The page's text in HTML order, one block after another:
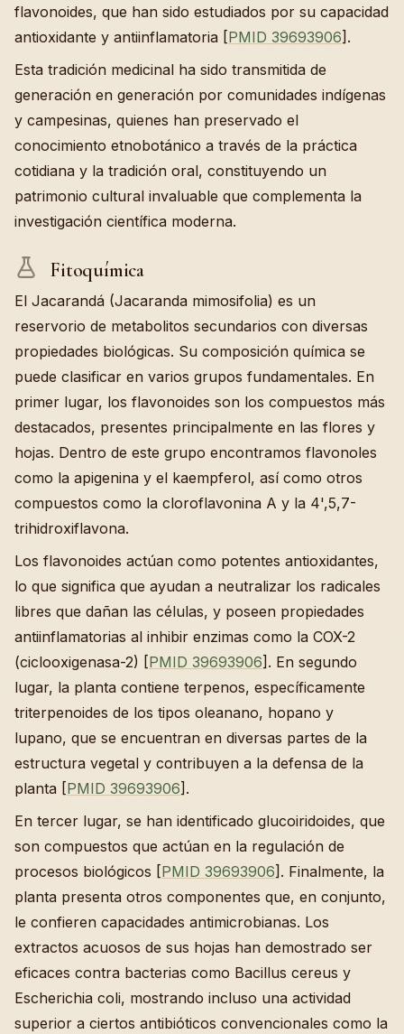
flavonoides, que han sido estudiados por su capacidad
antioxidante y antiinflamatoria [PMID 39693906].
Esta tradición medicinal ha sido transmitida de
generación en generación por comunidades indígenas
y campesinas, quienes han preservado el
conocimiento etnobotánico a través de la práctica
cotidiana y la tradición oral, constituyendo un
patrimonio cultural invaluable que complementa la
investigación científica moderna.
Fitoquímica
El Jacarandá (Jacaranda mimosifolia) es un
reservorio de metabolitos secundarios con diversas
propiedades biológicas. Su composición química se
puede clasificar en varios grupos fundamentales. En
primer lugar, los flavonoides son los compuestos más
destacados, presentes principalmente en las flores y
hojas. Dentro de este grupo encontramos flavonoles
como la apigenina y el kaempferol, así como otros
compuestos como la cloroflavonina A y la 4',5,7-
trihidroxiflavona.
Los flavonoides actúan como potentes antioxidantes,
lo que significa que ayudan a neutralizar los radicales
libres que dañan las células, y poseen propiedades
antiinflamatorias al inhibir enzimas como la COX-2
(ciclooxigenasa-2) [PMID 39693906]. En segundo
lugar, la planta contiene terpenos, específicamente
triterpenoides de los tipos oleanano, hopano y
lupano, que se encuentran en diversas partes de la
estructura vegetal y contribuyen a la defensa de la
planta [PMID 39693906].
En tercer lugar, se han identificado glucoiridoides, que
son compuestos que actúan en la regulación de
procesos biológicos [PMID 39693906]. Finalmente, la
planta presenta otros componentes que, en conjunto,
le confieren capacidades antimicrobianas. Los
extractos acuosos de sus hojas han demostrado ser
eficaces contra bacterias como Bacillus cereus y
Escherichia coli, mostrando incluso una actividad
superior a ciertos antibióticos convencionales como la